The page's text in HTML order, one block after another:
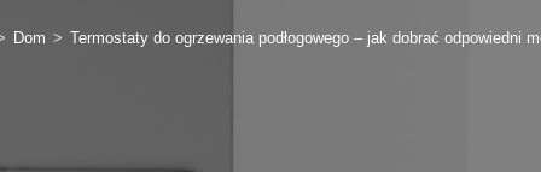
Dom > Termostaty do ogrzewania podłogowego – jak dobrać odpowiedni